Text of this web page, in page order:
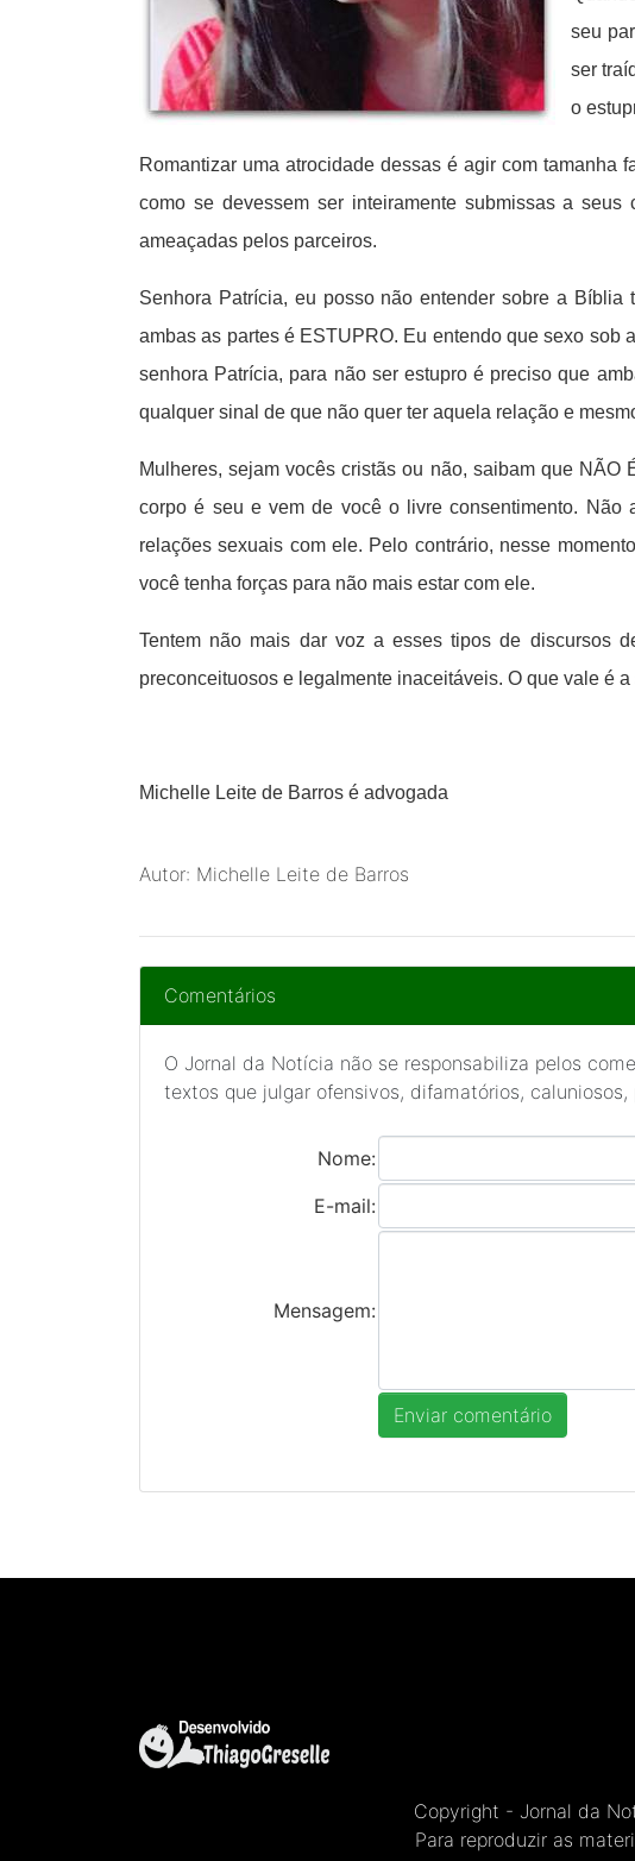
seu
ser
o
Romantizar uma atrocidade dessas é agir com tamanha
como se devessem ser inteiramente submissas a
ameaçadas pelos parceiros.
Senhora Patrícia, eu posso não entender sobre a
ambas as partes é ESTUPRO. Eu entendo que sexo sob
senhora Patrícia, para não ser estupro é preciso que
qualquer sinal de que não quer ter aquela relação e
Mulheres, sejam vocês cristãs ou não, saibam que
corpo é seu e vem de você o livre consentimento.
relações sexuais com ele. Pelo contrário, nesse
você tenha forças para não mais estar com ele.
Tentem não mais dar voz a esses tipos de discursos
preconceituosos e legalmente inaceitáveis. O que vale é
Michelle Leite de Barros é advogada
Autor: Michelle Leite de Barros
Comentários
O Jornal da Notícia não se responsabiliza pelos
textos que julgar ofensivos, difamatórios,
Nome:
E-mail:
Mensagem:
Copyright - Jornal da
Para reproduzir as